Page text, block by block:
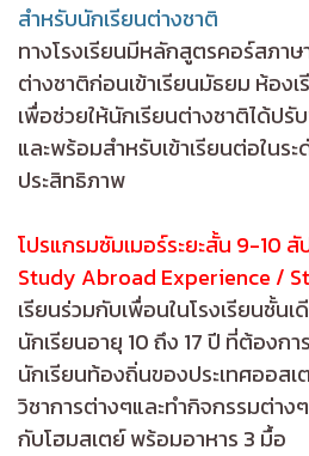
สำหรับนักเรียนต่างชาติ
ทางโรงเรียนมีหลักสูตรคอร์สภา
ต่างชาติก่อนเข้าเรียนมัธยม ห้อง
เพื่อช่วยให้นักเรียนต่างชาติได้ป
และพร้อมสำหรับเข้าเรียนต่อในร
ประสิทธิภาพ
โปรแกรมซัมเมอร์ระยะสั้น 9-10 สั
Study Abroad Experience /
เรียนร่วมกับเพื่อนในโรงเรียนชั้นเ
นักเรียนอายุ 10 ถึง 17 ปี ที่ต้องกา
นักเรียนท้องถิ่นของประเทศออสเ
วิชาการต่างๆและทำกิจกรรมต่า
กับโฮมสเตย์ พร้อมอาหาร 3 มื้อ